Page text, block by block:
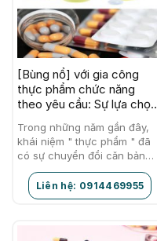
[Bùng nổ] với gia công
thực phẩm chức năng
theo yêu cầu: Sự lựa chọn
hoàn hảo cho doanh
nghiệp
Trong những năm gần đây,
khái niệm " thực phẩm " đã
có sự chuyển đổi căn bản
đến mức quy cho thực phẩm,
ngoài các đặc tính…
Liên hệ: 0914469955